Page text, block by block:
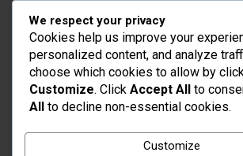
Centrální záložníci v rozestavení 3-4-3:
pokrytí
Útočníci v rozestavení 3-4-3: Pozicování,
Tlak na soupeře
3-4-3 Taktika: Standardní situace, Strategie
We respect your privacy
Cookies help us improve your
personalized content, and analyze
choose which cookies to allow by
Customize. Click Accept All to
All to decline non-essential cookies.
Customize